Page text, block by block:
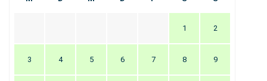
1 2
3 4 5 6 7 8 9